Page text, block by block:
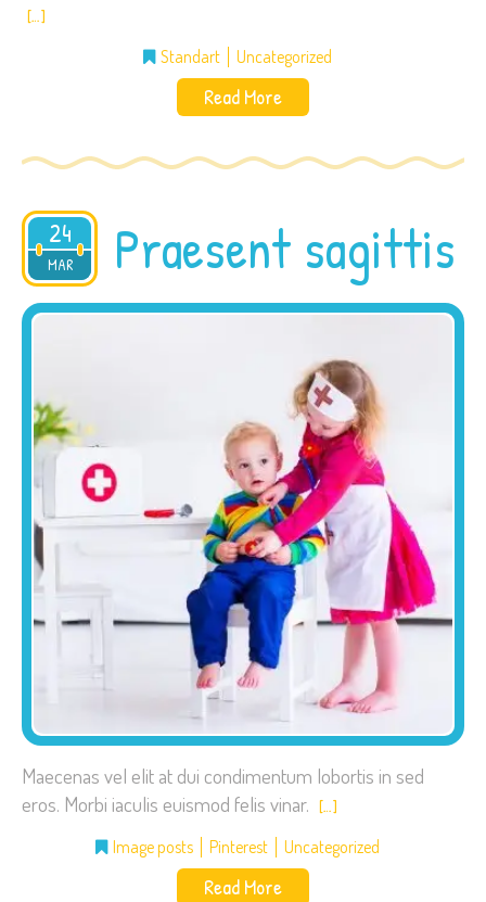
[…]
Standart Uncategorized
Read More
24
MAR
2015 Praesent sagittis
Maecenas vel elit at dui condimentum lobortis in sed
eros. Morbi iaculis euismod felis vinar. […]
Image posts Pinterest Uncategorized
Read More